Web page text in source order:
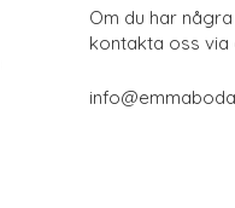
Om du har
kontakta oss via